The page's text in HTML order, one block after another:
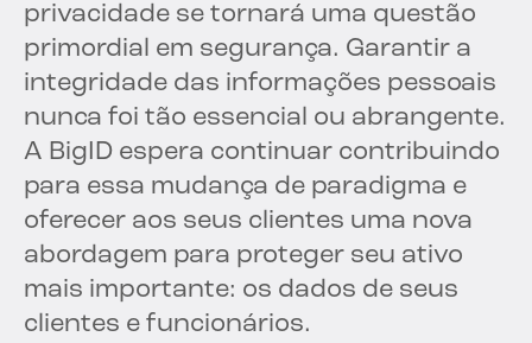
privacidade se tornará uma questão
primordial em segurança. Garantir a
integridade das informações pessoais
nunca foi tão essencial ou abrangente.
A BigID espera continuar contribuindo
para essa mudança de paradigma e
oferecer aos seus clientes uma nova
abordagem para proteger seu ativo
mais importante: os dados de seus
clientes e funcionários.